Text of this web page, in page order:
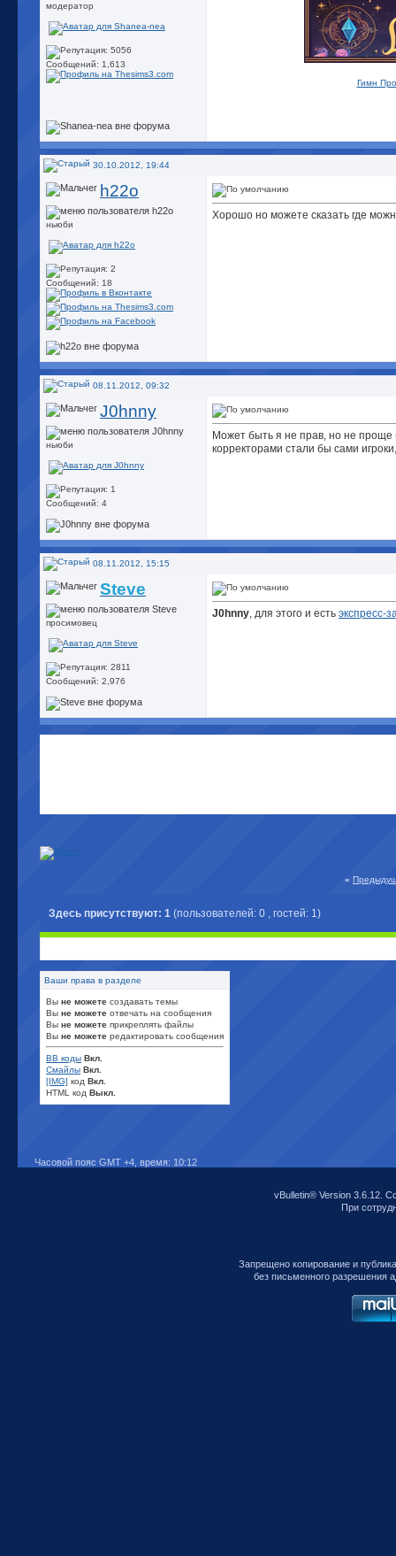
модератор
Сообщений: 1,613
Гимн
30.10.2012, 19:44
h22o
ньюби
Сообщений: 18
Хорошо но можете сказать где
08.11.2012, 09:32
J0hnny
ньюби
Сообщений: 4
Может быть я не прав, но не
корректорами стали бы сами
08.11.2012, 15:15
Steve
просимовец
Сообщений: 2,976
J0hnny, для этого и есть экспресс-
«
Здесь присутствуют: 1 (пользователей: 0 , гостей: 1)
Ваши права в разделе
Вы не можете создавать темы
Вы не можете отвечать на сообщения
Вы не можете прикреплять файлы
Вы не можете редактировать сообщения
BB коды Вкл.
Смайлы Вкл.
[IMG] код Вкл.
HTML код Выкл.
Часовой пояс GMT +4, время: 10:12
vBulletin® Version 3.6.12.
При
Запрещено копирование и
без письменного разрешения